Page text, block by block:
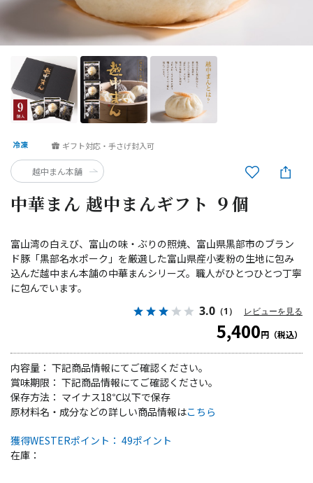
中華まん 越中まんギフト ９個
ギフト対応・手さげ封入可
富山湾の白えび、富山の味・ぶりの照焼、富山県黒部市のブラン
ド豚「黒部名水ポーク」を厳選した富山県産小麦粉の生地に包み
込んだ越中まん本舗の中華まんシリーズ。職人がひとつひとつ丁寧
に包んでいます。
3.0 （1） レビューを見る
5,400円（税込）
内容量： 下記商品情報にてご確認ください。
賞味期限： 下記商品情報にてご確認ください。
保存方法： マイナス18℃以下で保存
獲得WESTERポイント： 49ポイント
在庫：
原材料名・成分などの詳しい商品情報はこちら
越中まん本舗